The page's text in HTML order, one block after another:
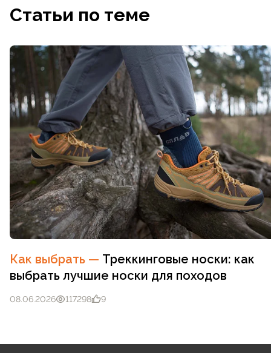
Статьи по теме
Как выбрать — Треккинговые носки: как
выбрать лучшие носки для походов
08.06.2026 117298 9